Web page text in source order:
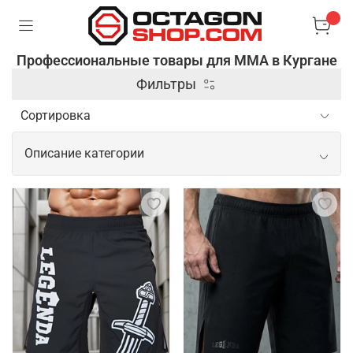
Профессиональные товары для ММА в Кургане
Фильтры
Описание категории
Профессиональные товары для ММА
Спортивные товары для ММА включают широкий
спектр экипировки и аксессуаров,
предназначенных для обеспечения безопасности и
повышения эффективности тренировок и боев. В
этом заключается их основная задача. Кроме
защитной экипировки, профессиональные товары
для ММА включают одежду из современных